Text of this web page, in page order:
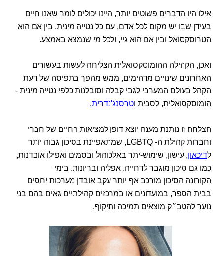
אילו היו הדברים פשוטים יותר, היינו יכולים לומר שאנו חיים
בעידן שבו יש מקום לכל אדם, עם כל נטייה מינית, בין אם הוא
הטרוסקסואל ובין אם הוא גיי, ולכל מי שנמצא באמצע.
ואכן, הקהילה ההומוסקסואלית הצליחה לעשות בעשורים
האחרונים שינויים מדהימים, ממש מהפך בתפיסה של דעת
הקהל בעולם המערבי לגבי קבלה וסובלנות כלפי נטייה מינית -
הומוסקסואלית, לסבית וטרסנג'נדרית.
הצלחה זו נותנת מענה יוצא דופן למציאות החיים של חברי
וחברות קהילת ה- LGBTQ, שמתאפיינת בסיכון גבוה יותר
לדיכאון, עישון, שימוש-יתר באלכוהול ובסמים ואפילו אובדנות,
כמו גם סיכון מוגבר לדחייה, אפליה ובריונות. בימי
הקורונה הסיכון מורכב אף יותר עקב אובדן מערכות יחסים
בבית הספר, במועדונים או במרכזים קהילתיים גאים בהם בני
נוער להטב״ק מוצאים תמיכה ותיקוף.